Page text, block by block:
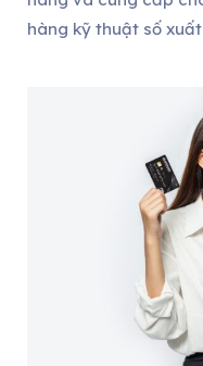
hàng kỹ thuật số